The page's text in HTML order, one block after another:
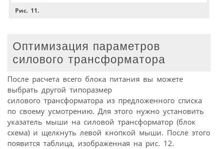
Рис. 11.
Оптимизация параметров
силового трансформатора
После расчета всего блока питания вы можете
выбрать другой типоразмер
силового трансформатора из предложенного списка
по своему усмотрению. Для этого нужно установить
указатель мыши на силовой трансформатор (блок
схема) и щелкнуть левой кнопкой мыши. После этого
появится таблица, изображенная на рис. 12.